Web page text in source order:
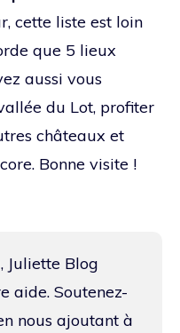
cette liste est loin
que 5 lieux
aussi vous
du Lot, profiter
châteaux et
Bonne visite !
Juliette Blog
aide. Soutenez-
nous ajoutant à